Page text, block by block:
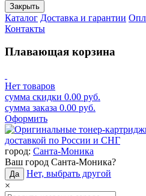
Закрыть
Каталог Доставка и гарантии
Контакты
Плавающая корзина
Нет товаров
сумма скидки 0.00 руб.
сумма заказа 0.00 руб.
Оформить
город: Санта-Моника
Ваш город Санта-Моника?
Да
Нет, выбрать другой
×